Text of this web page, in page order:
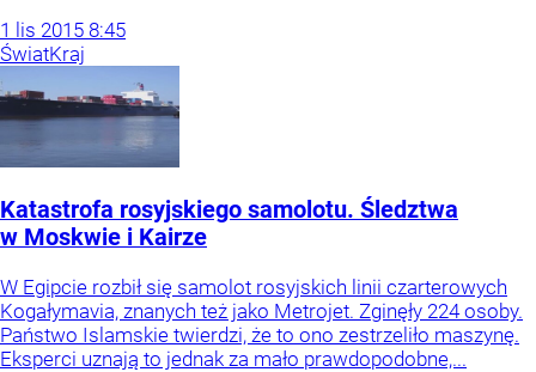
1 lis 2015 8:45
ŚwiatKraj
Katastrofa rosyjskiego samolotu. Śledztwa
w Moskwie i Kairze
W Egipcie rozbił się samolot rosyjskich linii czarterowych
Kogałymavia, znanych też jako Metrojet. Zginęły 224 osoby.
Państwo Islamskie twierdzi, że to ono zestrzeliło maszynę.
Eksperci uznają to jednak za mało prawdopodobne,...